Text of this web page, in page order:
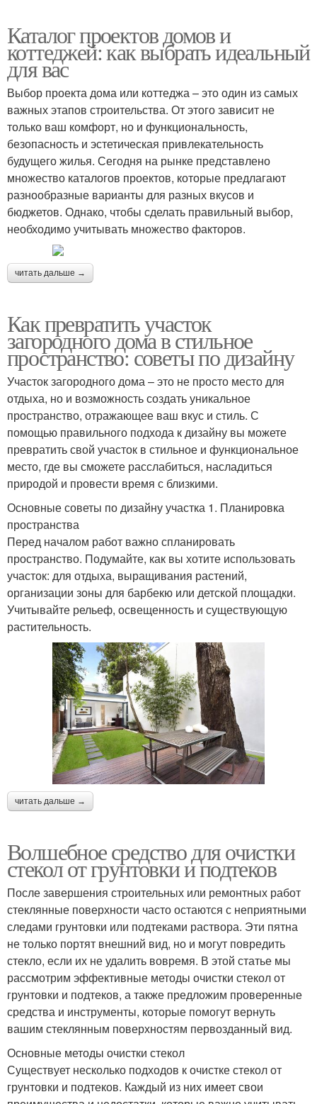
Каталог проектов домов и
коттеджей: как выбрать идеальный
для вас
Выбор проекта дома или коттеджа – это один из самых
важных этапов строительства. От этого зависит не
только ваш комфорт, но и функциональность,
безопасность и эстетическая привлекательность
будущего жилья. Сегодня на рынке представлено
множество каталогов проектов, которые предлагают
разнообразные варианты для разных вкусов и
бюджетов. Однако, чтобы сделать правильный выбор,
необходимо учитывать множество факторов.
читать дальше →
Как превратить участок
загородного дома в стильное
пространство: советы по дизайну
Участок загородного дома – это не просто место для
отдыха, но и возможность создать уникальное
пространство, отражающее ваш вкус и стиль. С
помощью правильного подхода к дизайну вы можете
превратить свой участок в стильное и функциональное
место, где вы сможете расслабиться, насладиться
природой и провести время с близкими.
Основные советы по дизайну участка 1. Планировка
пространства
Перед началом работ важно спланировать
пространство. Подумайте, как вы хотите использовать
участок: для отдыха, выращивания растений,
организации зоны для барбекю или детской площадки.
Учитывайте рельеф, освещенность и существующую
растительность.
читать дальше →
Волшебное средство для очистки
стекол от грунтовки и подтеков
После завершения строительных или ремонтных работ
стеклянные поверхности часто остаются с неприятными
следами грунтовки или подтеками раствора. Эти пятна
не только портят внешний вид, но и могут повредить
стекло, если их не удалить вовремя. В этой статье мы
рассмотрим эффективные методы очистки стекол от
грунтовки и подтеков, а также предложим проверенные
средства и инструменты, которые помогут вернуть
вашим стеклянным поверхностям первозданный вид.
Основные методы очистки стекол
Существует несколько подходов к очистке стекол от
грунтовки и подтеков. Каждый из них имеет свои